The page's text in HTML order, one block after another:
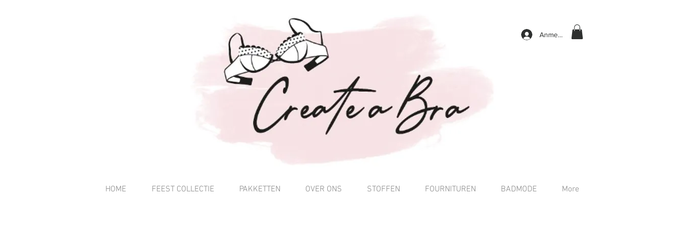
Anmelden
HOME FEEST COLLECTIE PAKKETTEN OVER ONS STOFFEN FOURNITUREN BADMODE More